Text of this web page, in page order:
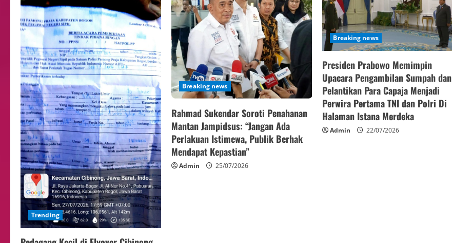
Trending
Breaking news
Rahmad Sukendar Soroti Penahanan
Mantan Jampidsus: “Jangan Ada
Perlakuan Istimewa, Publik Berhak
Mendapat Kepastian”
Admin 25/07/2026
Breaking news
Presiden Prabowo Memimpin
Upacara Pengambilan Sumpah dan
Pelantikan Para Capaja Menjadi
Perwira Pertama TNI dan Polri Di
Halaman Istana Merdeka
Admin 22/07/2026